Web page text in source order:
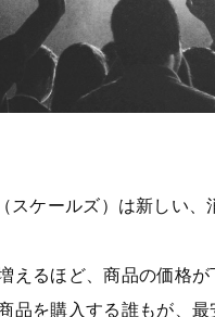
スケールズ）は新しい
えるほど、商品の価格
品を購入する誰もが、